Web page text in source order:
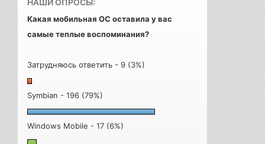
НАШИ ОПРОСЫ:
Какая мобильная ОС оставила у вас
самые теплые воспоминания?
Затрудняюсь ответить - 9 (3%)
Symbian - 196 (79%)
Windows Mobile - 17 (6%)